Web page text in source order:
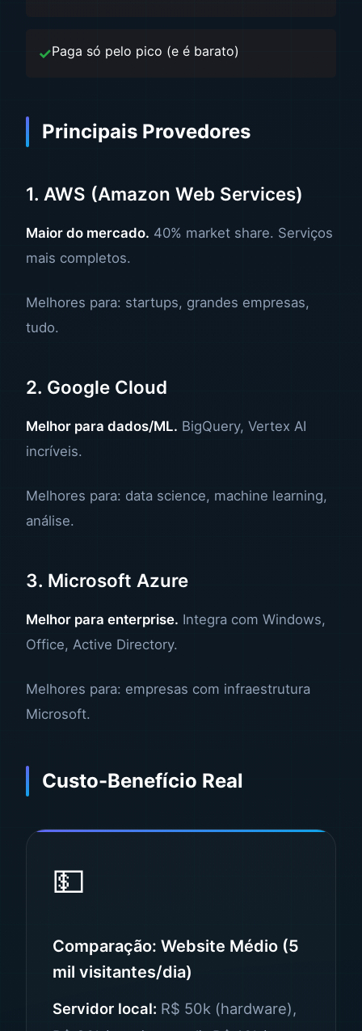
Paga só pelo pico (e é barato)
Principais Provedores
1. AWS (Amazon Web Services)
Maior do mercado. 40% market share. Serviços
mais completos.
Melhores para: startups, grandes empresas,
tudo.
2. Google Cloud
Melhor para dados/ML. BigQuery, Vertex AI
incríveis.
Melhores para: data science, machine learning,
análise.
3. Microsoft Azure
Melhor para enterprise. Integra com Windows,
Office, Active Directory.
Melhores para: empresas com infraestrutura
Microsoft.
Custo-Benefício Real
💵
Comparação: Website Médio (5
mil visitantes/dia)
Servidor local: R$ 50k (hardware),